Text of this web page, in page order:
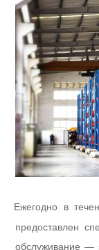
Ежегодно в
предоставлен
обслуживание —